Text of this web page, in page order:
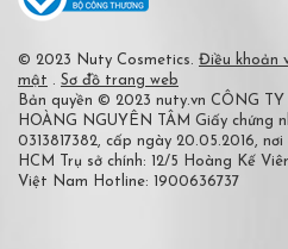
© 2023 Nuty Cosmetics. Điều khoản
mật . Sơ đồ trang web
Bản quyền © 2023 nuty.vn CÔNG
HOÀNG NGUYÊN TÂM Giấy chứng
0313817382, cấp ngày 20.05.2016,
HCM
Trụ sở chính: 12/5 Hoàng Kế
Việt Nam Hotline: 1900636737